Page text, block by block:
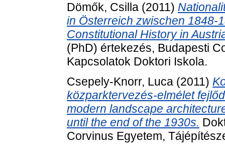
Dömők, Csilla (2011)
in Österreich zwischen 1848-
Constitutional History in
(PhD) értekezés, Budapesti
Kapcsolatok Doktori Iskola.
Csepely-Knorr, Luca (2011)
közparktervezés-elmélet
modern landscape
until the end of the 1930s.
Corvinus Egyetem,